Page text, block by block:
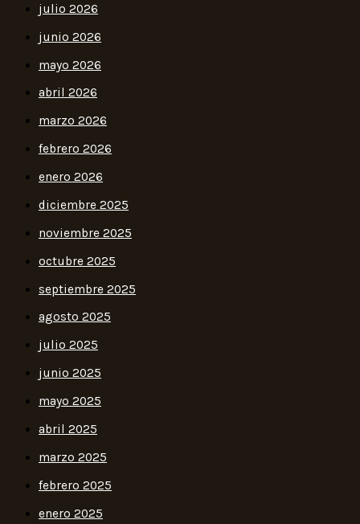
julio 2026
junio 2026
mayo 2026
abril 2026
marzo 2026
febrero 2026
enero 2026
diciembre 2025
noviembre 2025
octubre 2025
septiembre 2025
agosto 2025
julio 2025
junio 2025
mayo 2025
abril 2025
marzo 2025
febrero 2025
enero 2025